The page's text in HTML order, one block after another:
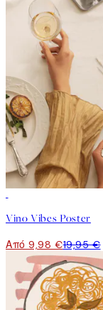
Vino Vibes Poster
Από 9,98 €19,95 €